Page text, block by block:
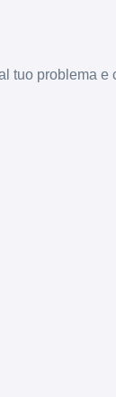
tuo problema e